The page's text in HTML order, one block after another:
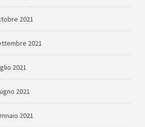
2021
2021
2021
2021
2021